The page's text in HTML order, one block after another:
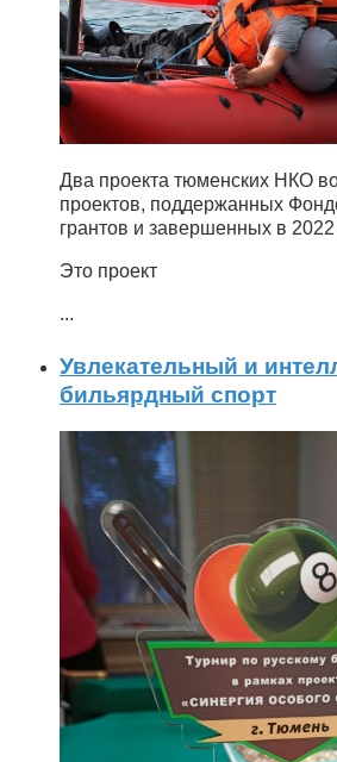
Два проекта тюменских НКО
проектов, поддержанных
грантов и завершенных в 2022
Это проект
...
Увлекательный и
бильярдный спорт